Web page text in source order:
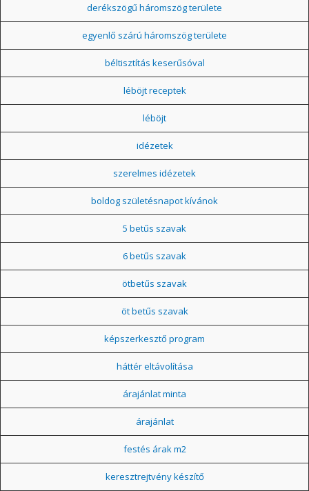
derékszögű háromszög területe
egyenlő szárú háromszög területe
béltisztítás keserűsóval
léböjt receptek
léböjt
idézetek
szerelmes idézetek
boldog születésnapot kívánok
5 betűs szavak
6 betűs szavak
ötbetűs szavak
öt betűs szavak
képszerkesztő program
háttér eltávolítása
árajánlat minta
árajánlat
festés árak m2
keresztrejtvény készítő